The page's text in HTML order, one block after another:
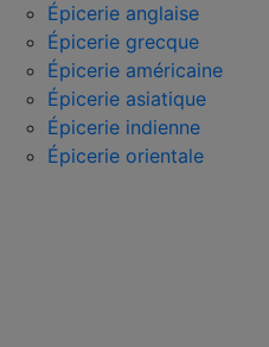
Épicerie anglaise
Épicerie grecque
Épicerie américaine
Épicerie asiatique
Épicerie indienne
Épicerie orientale